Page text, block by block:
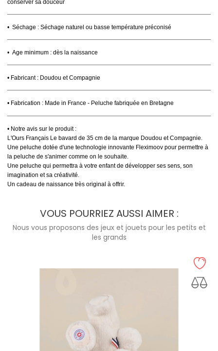
conserver sa douceur
• Séchage : Séchage naturel ou basse température préconisé
• Age minimum : dès la naissance
• Fabricant : Doudou et Compagnie
• Fabrication : Made in France - Peluche fabriquée en Bretagne
• Notre avis sur le produit :
L'Ours Français Le bavard de 35 cm de la marque Doudou et Compagnie.
Une peluche dotée d'une technologie innovante Fleximoov pour permettre à
la peluche de s'animer comme on le souhaite.
Une peluche qui permettra à votre enfant de développer ses sens, son
imagination et sa créativité.
Un cadeau de naissance très original à offrir.
VOUS POURRIEZ AUSSI AIMER :
Nous vous proposons des jeux et jouets pour les petits et
les grands